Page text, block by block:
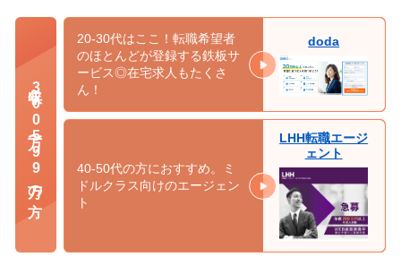
年収300万〜599万の方
20-30代はここ！転職希望者
のほとんどが登録する鉄板サ
ービス◎在宅求人もたくさ
ん！
doda
40-50代の方におすすめ。ミ
ドルクラス向けのエージェン
ト
LHH転職エージ
ェント